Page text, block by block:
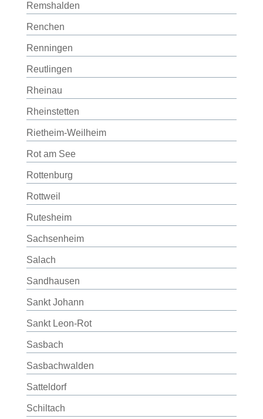
Remshalden
Renchen
Renningen
Reutlingen
Rheinau
Rheinstetten
Rietheim-Weilheim
Rot am See
Rottenburg
Rottweil
Rutesheim
Sachsenheim
Salach
Sandhausen
Sankt Johann
Sankt Leon-Rot
Sasbach
Sasbachwalden
Satteldorf
Schiltach